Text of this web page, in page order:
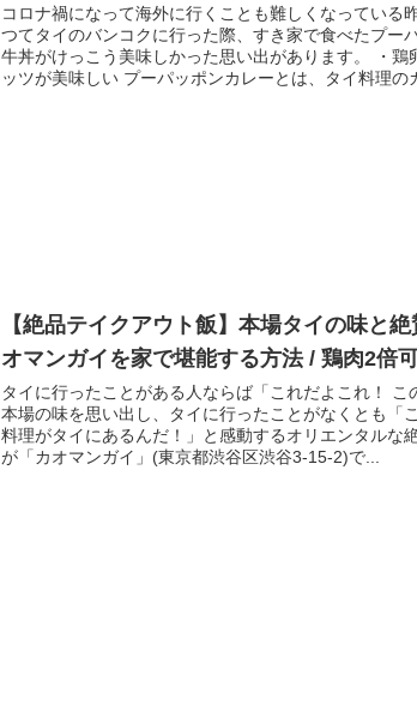
コロナ禍になって海外に行くことも難しくなっている
つてタイのバンコクに行った際、すき家で食べたプー
牛丼がけっこう美味しかった思い出があります。 ・鶏
ッツが美味しい プーパッポンカレーとは、タイ料理の
【絶品テイクアウト飯】本場タイの味と
オマンガイを家で堪能する方法 / 鶏肉2倍
タイに行ったことがある人ならば「これだよこれ！ こ
本場の味を思い出し、タイに行ったことがなくとも「
料理がタイにあるんだ！」と感動するオリエンタルな
が「カオマンガイ」(東京都渋谷区渋谷3-15-2)で...